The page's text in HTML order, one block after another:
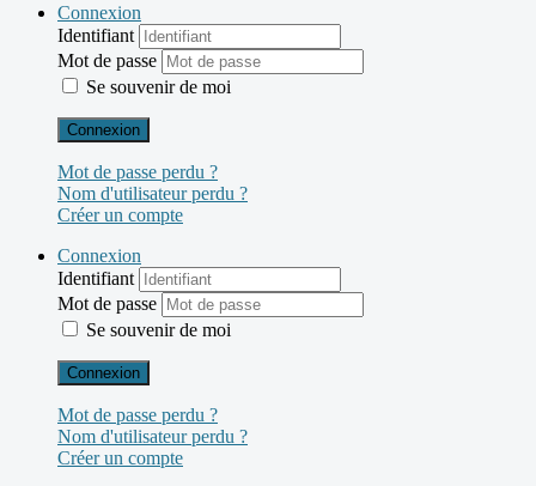
Connexion
Identifiant
Mot de passe
Se souvenir de moi
Connexion
Mot de passe perdu ?
Nom d'utilisateur perdu ?
Créer un compte
Connexion
Identifiant
Mot de passe
Se souvenir de moi
Connexion
Mot de passe perdu ?
Nom d'utilisateur perdu ?
Créer un compte